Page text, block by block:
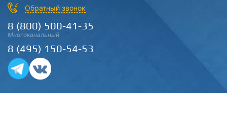
Обратный звонок
8 (800) 500-41-35
Многоканальный
8 (495) 150-54-53